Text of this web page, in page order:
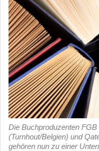
Die Buchproduzenten
(Turnhout/Belgien) und
gehören nun zu einer